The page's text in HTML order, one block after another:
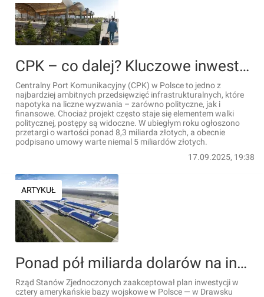
CPK – co dalej? Kluczowe inwestycje w infrastrukturę na horyzoncie [FILM]
Centralny Port Komunikacyjny (CPK) w Polsce to jedno z
najbardziej ambitnych przedsięwzięć infrastrukturalnych, które
napotyka na liczne wyzwania – zarówno polityczne, jak i
finansowe. Chociaż projekt często staje się elementem walki
politycznej, postępy są widoczne. W ubiegłym roku ogłoszono
przetargi o wartości ponad 8,3 miliarda złotych, a obecnie
podpisano umowy warte niemal 5 miliardów złotych.
17.09.2025, 19:38
ARTYKUŁ
Ponad pół miliarda dolarów na inwestycje w 4 amerykańskie bazy wojskowe w Polsce. Zapłaci za nie Polska
Rząd Stanów Zjednoczonych zaakceptował plan inwestycji w
cztery amerykańskie bazy wojskowe w Polsce — w Drawsku